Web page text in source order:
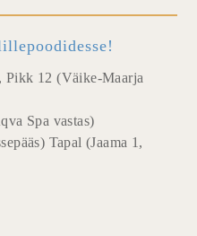
Pikk 12 (Väike-Maarja
Spa vastas)
Tapal (Jaama 1,